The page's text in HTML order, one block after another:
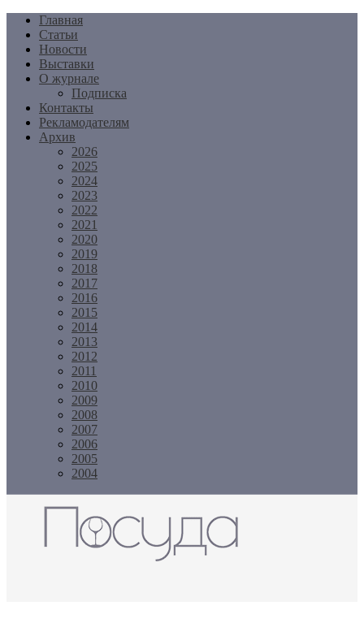
Перейти
содержимому
Главная
Статьи
Новости
Выставки
О журнале
Подписка
Контакты
Рекламодателям
Архив
2026
2025
2024
2023
2022
2021
2020
2019
2018
2017
2016
2015
2014
2013
2012
2011
2010
2009
2008
2007
2006
2005
2004